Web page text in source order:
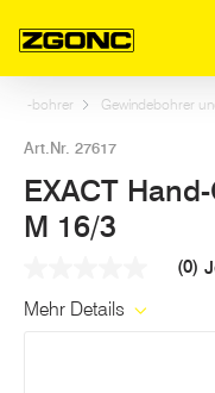
-bohrer Gewindebohrer
Art.Nr. 27617
EXACT
M 16/3
Link
(0)
Mehr Details